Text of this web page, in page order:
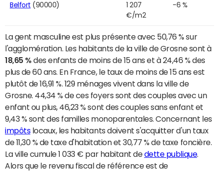
Belfort (90000)
1 207
€/m2
-6 %
La gent masculine est plus présente avec 50,76 % sur
l'agglomération. Les habitants de la ville de Grosne sont à
18,65 % des enfants de moins de 15 ans et à 24,46 % des
plus de 60 ans. En France, le taux de moins de 15 ans est
plutôt de 16,91 %. 129 ménages vivent dans la ville de
Grosne. 44,34 % de ces foyers sont des couples avec un
enfant ou plus, 46,23 % sont des couples sans enfant et
9,43 % sont des familles monoparentales. Concernant les
impôtslocaux, les habitants doivent s'acquitter d'un taux
de 11,30 % de taxe d'habitation et 30,77 % de taxe foncière.
La ville cumule 1 033 € par habitant dedette publique.
Alors que le revenu fiscal de référence est de